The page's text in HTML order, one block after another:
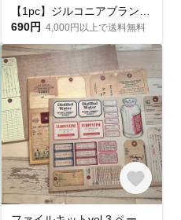
690円 4,000円以上で送料無料